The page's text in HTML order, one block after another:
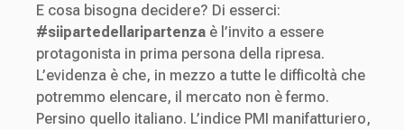
E cosa bisogna decidere? Di esserci:
#siipartedellaripartenza è l’invito a essere
protagonista in prima persona della ripresa.
L’evidenza è che, in mezzo a tutte le difficoltà che
potremmo elencare, il mercato non è fermo.
Persino quello italiano. L’indice PMI manifatturiero,